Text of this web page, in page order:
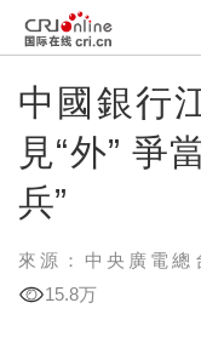
中國銀行
見“外” 爭
兵”
來源：中央廣電總
15.8万